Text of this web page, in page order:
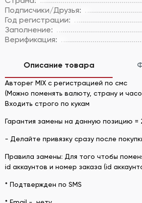
Подписчики/Друзья:
Год регистрации:
Заполнение:
Верификация:
Описание товара
Авторег MIX c регистрацией по смс
(Можно поменять валюту, страну и
Входить строго по кукам
Гарантия замены на данную позицию =
- Делайте привязку сразу после
Правила замены: Для того чтобы
id аккаунтов и номер заказа (id
* Подтвержден по SMS